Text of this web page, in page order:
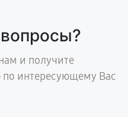
и получите
по интересующему Вас